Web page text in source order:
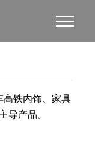
高铁内饰、家具
导产品。